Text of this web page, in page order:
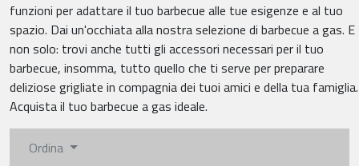
funzioni per adattare il tuo barbecue alle tue esigenze e al tuo
spazio. Dai un'occhiata alla nostra selezione di barbecue a gas. E
non solo: trovi anche tutti gli accessori necessari per il tuo
barbecue, insomma, tutto quello che ti serve per preparare
deliziose grigliate in compagnia dei tuoi amici e della tua famiglia.
Acquista il tuo barbecue a gas ideale.
Ordina